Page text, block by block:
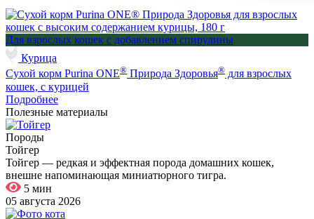
Для взрослых кошек с добавлением спирулины
Курица
Сухой корм Purina ONE® Природа Здоровья® для взрослых
кошек, с курицей
Подробнее
Полезные материалы
Породы
Тойгер
Тойгер — редкая и эффектная порода домашних кошек,
внешне напоминающая миниатюрного тигра.
5 мин
05 августа 2026